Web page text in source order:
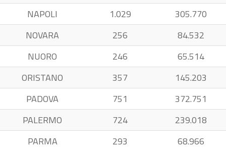
NAPOLI 1.029
305.770
NOVARA
256
84.532
NUORO
246
65.514
ORISTANO
357
145.203
PADOVA
751
372.751
PALERMO
724
239.018
PARMA
293
68.966